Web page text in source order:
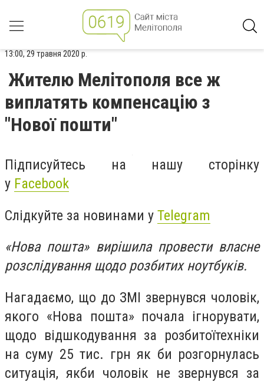
13:00, 29 травня 2020 р.
Жителю Мелітополя все ж
виплатять компенсацію з
"Нової пошти"
Підписуйтесь на нашу сторінку
у Facebook
Слідкуйте за новинами у Telegram
«Нова пошта» вирішила провести власне
розслідування щодо розбитих ноутбуків.
Нагадаємо, що до ЗМІ звернувся чоловік,
якого «Нова пошта» почала ігнорувати,
щодо відшкодування за розбитоїтехніки
на суму 25 тис. грн як би розгорнулась
ситуація, якби чоловік не звернувся за